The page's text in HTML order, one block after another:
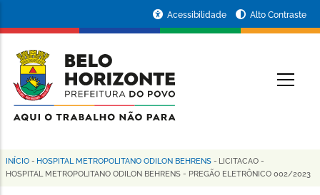
conteúdo
principal
da
Prefeitura
de
Horizonte
Acessibilidade Alto Contraste
Trilha
INÍCIO - HOSPITAL METROPOLITANO ODILON BEHRENS - LICITACAO -
HOSPITAL METROPOLITANO ODILON BEHRENS - PREGÃO ELETRÔNICO 002/2023